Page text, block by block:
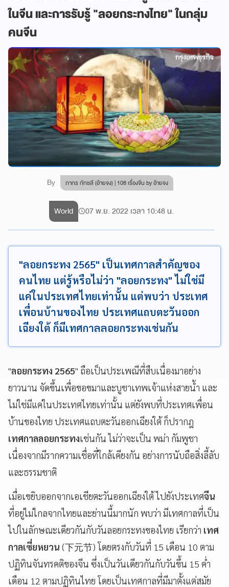
ในจีน และการรับรู้ "ลอยกระทงไทย" ในกลุ่ม
คนจีน
By ภากร กัทชลี (อ้ายจง) | 108 เรื่องจีน by อ้ายจง
World 07 พ.ย. 2022 เวลา 10:48 น.
"ลอยกระทง 2565" เป็นเทศกาลสำคัญของ
คนไทย แต่รู้หรือไม่ว่า "ลอยกระทง" ไม่ใช่มี
แค่ในประเทศไทยเท่านั้น แต่พบว่า ประเทศ
เพื่อนบ้านของไทย ประเทศแถบตะวันออก
เฉียงใต้ ก็มีเทศกาลลอยกระทงเช่นกัน
"ลอยกระทง 2565" ถือเป็นประเพณีที่สืบเนื่องมาอย่าง
ยาวนาน จัดขึ้นเพื่อขอขมาและบูชาเทพเจ้าแห่งสายน้ำ และ
ไม่ใช่มีแค่ในประเทศไทยเท่านั้น แต่ยังพบที่ประเทศเพื่อน
บ้านของไทย ประเทศแถบตะวันออกเฉียงใต้ ก็ปรากฎ
เทศกาลลอยกระทงเช่นกัน ไม่ว่าจะเป็น พม่า กัมพูชา
เนื่องจากมีรากความเชื่อที่ใกล้เคียงกัน อย่างการนับถือสิ่งลี้ลับ
และธรรมชาติ
เมื่อเขยิบออกจากเอเชียตะวันออกเฉียงใต้ ไปยังประเทศจีน
ที่อยู่ไม่ไกลจากไทยและย่านนี้มากนัก พบว่า มีเทศกาลที่เป็น
ไปในลักษณะเดียวกันกับวันลอยกระทงของไทย เรียกว่า เทศ
กาลเซี่ยหยวน (下元节) โดยตรงกับวันที่ 15 เดือน 10 ตาม
ปฏิทินจันทรคติของจีน ซึ่งเป็นวันเดียวกันกับวันขึ้น 15 ค่ำ
เดือน 12 ตามปฏิทินไทย โดยเป็นเทศกาลที่มีมาตั้งแต่สมัย